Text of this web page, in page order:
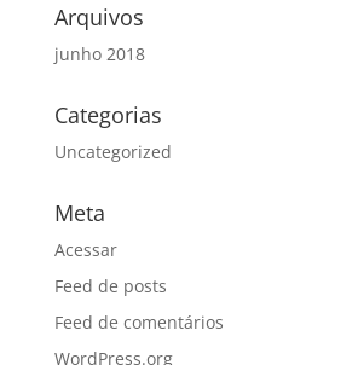
Arquivos
junho 2018
Categorias
Uncategorized
Meta
Acessar
Feed de posts
Feed de comentários
WordPress.org